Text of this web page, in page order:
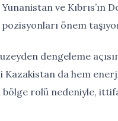
ve Kıbrıs’ın
pozisyonları önem
dengeleme
Kazakistan da hem
bölge rolü nedeniyle,